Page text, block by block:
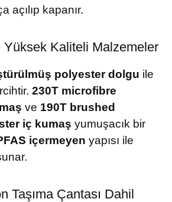
açılıp kapanır.
Kaliteli Malzemeler
polyester dolgu ile
230T microfibre
ve 190T brushed
iç kumaş yumuşacık bir
içermeyen yapısı ile
Taşıma Çantası Dahil